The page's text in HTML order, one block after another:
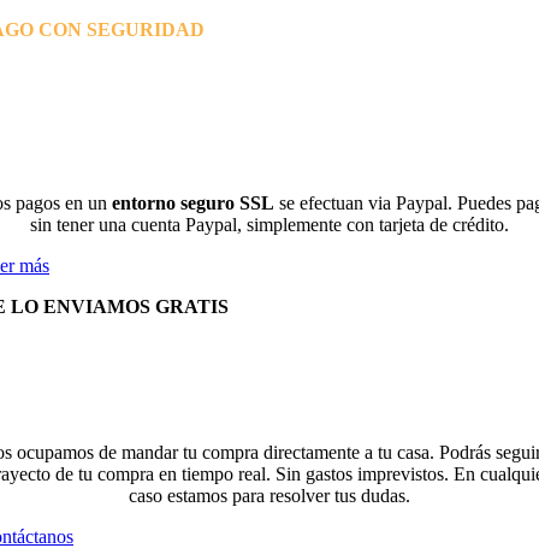
CON SEGURIDAD
pagos en un entorno seguro SSL se efectuan via Paypal. Puedes
sin tener una cuenta Paypal, simplemente con tarjeta de crédito.
más
LO ENVIAMOS GRATIS
ocupamos de mandar tu compra directamente a tu casa. Podrás
de tu compra en tiempo real. Sin gastos imprevistos. En
caso estamos para resolver tus dudas.